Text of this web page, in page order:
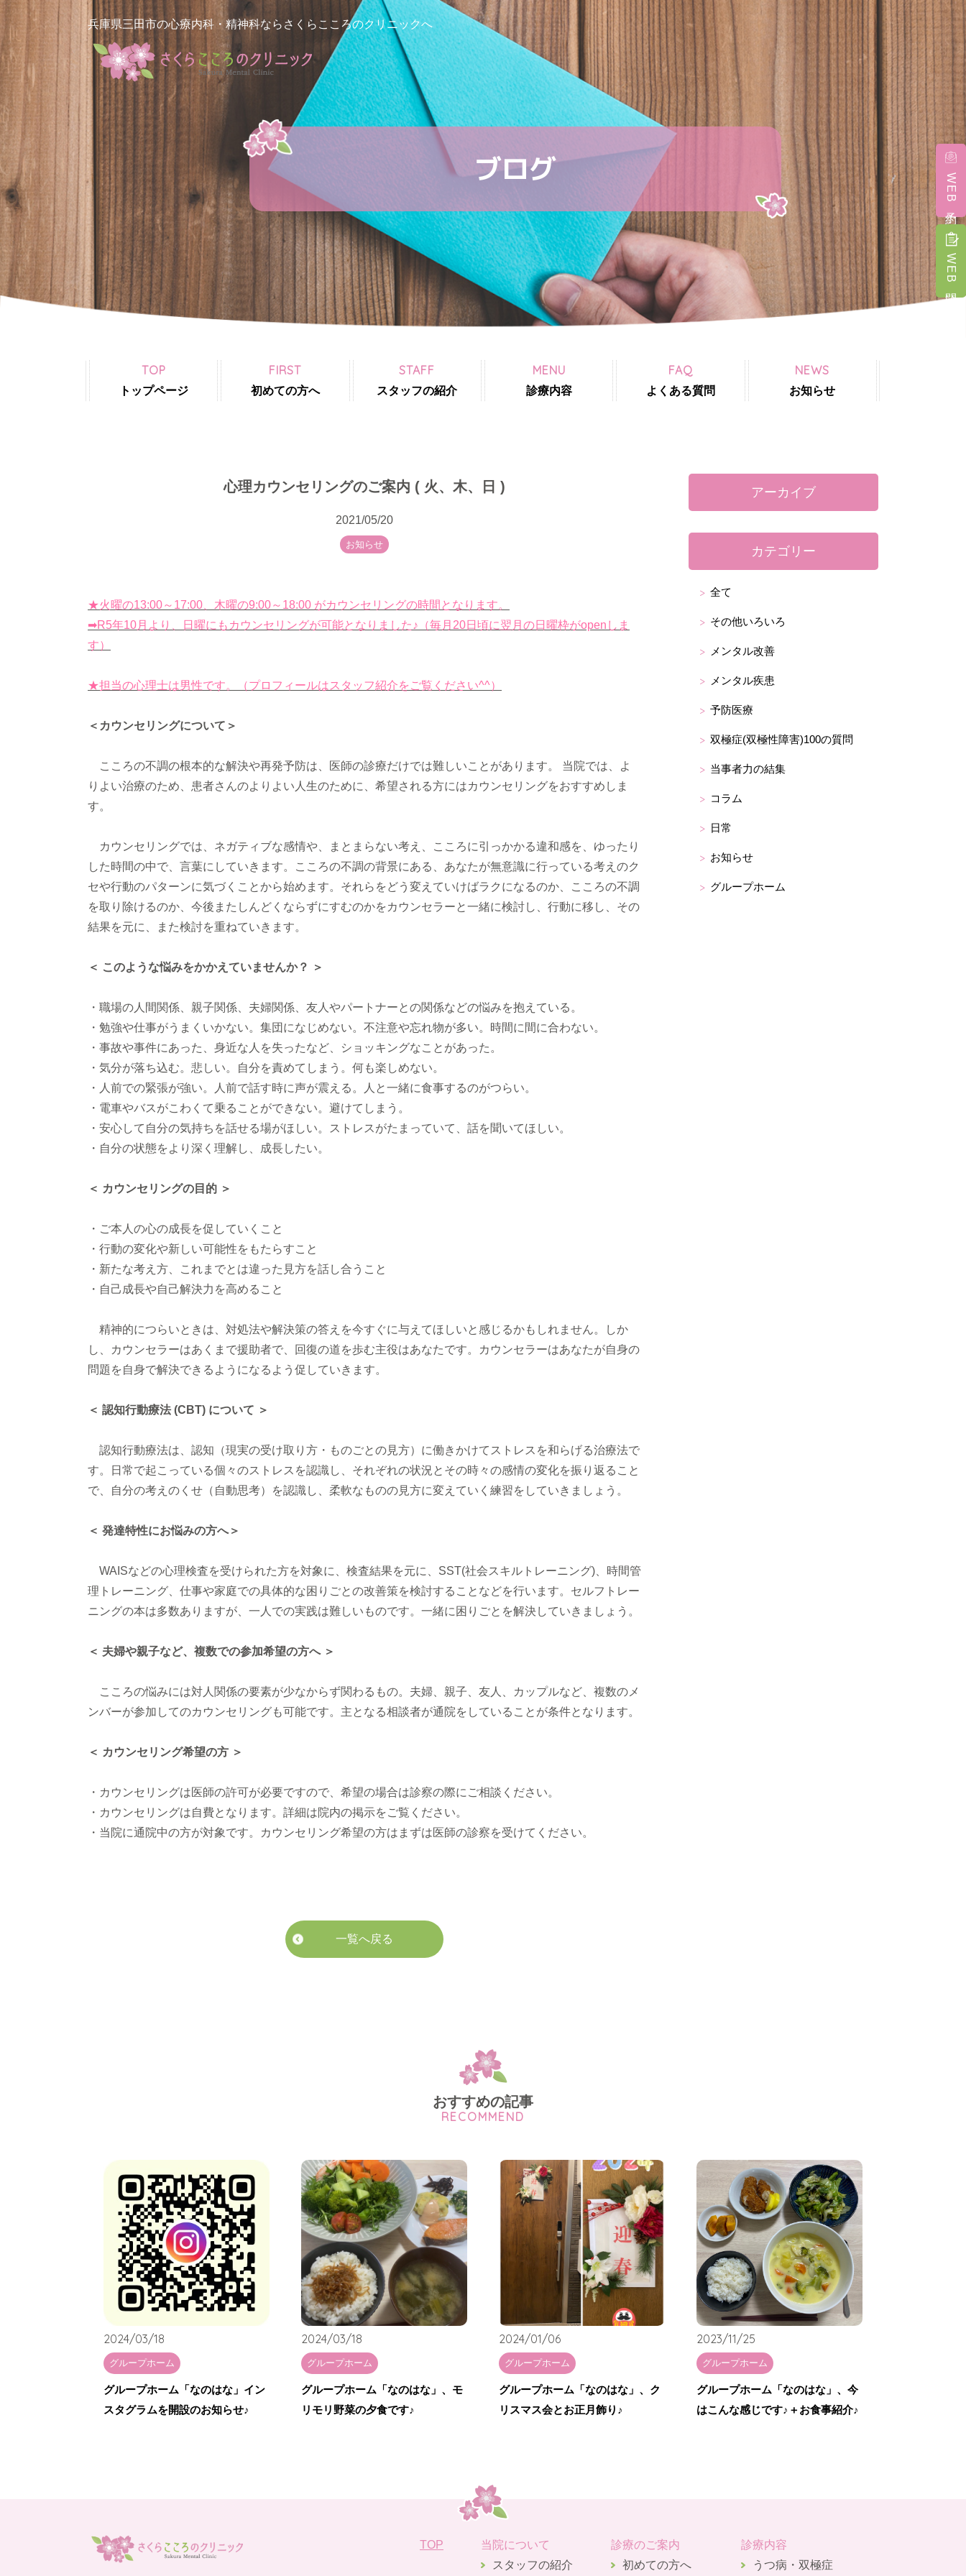
兵庫県三田市の心療内科・精神科ならさくらこころのクリニックへ
ブログ
TOP
トップページ
FIRST
初めての方へ
STAFF
スタッフの紹介
MENU
診療内容
FAQ
よくある質問
NEWS
お知らせ
WEB予約
WEB問診
心理カウンセリングのご案内 ( 火、木、日 )
2021/05/20
お知らせ
★火曜の13:00～17:00、木曜の9:00～18:00 がカウンセリングの時間となります。
➡R5年10月より、日曜にもカウンセリングが可能となりました♪（毎月20日頃に翌月の日曜枠がopenしま
す）
★担当の心理士は男性です。（プロフィールはスタッフ紹介をご覧ください^^）
＜カウンセリングについて＞
こころの不調の根本的な解決や再発予防は、医師の診療だけでは難しいことがあります。 当院では、よ
りよい治療のため、患者さんのよりよい人生のために、希望される方にはカウンセリングをおすすめしま
す。
カウンセリングでは、ネガティブな感情や、まとまらない考え、こころに引っかかる違和感を、ゆったり
した時間の中で、言葉にしていきます。こころの不調の背景にある、あなたが無意識に行っている考えのク
セや行動のパターンに気づくことから始めます。それらをどう変えていけばラクになるのか、こころの不調
を取り除けるのか、今後またしんどくならずにすむのかをカウンセラーと一緒に検討し、行動に移し、その
結果を元に、また検討を重ねていきます。
＜ このような悩みをかかえていませんか？ ＞
・職場の人間関係、親子関係、夫婦関係、友人やパートナーとの関係などの悩みを抱えている。
・勉強や仕事がうまくいかない。集団になじめない。不注意や忘れ物が多い。時間に間に合わない。
・事故や事件にあった、身近な人を失ったなど、ショッキングなことがあった。
・気分が落ち込む。悲しい。自分を責めてしまう。何も楽しめない。
・人前での緊張が強い。人前で話す時に声が震える。人と一緒に食事するのがつらい。
・電車やバスがこわくて乗ることができない。避けてしまう。
・安心して自分の気持ちを話せる場がほしい。ストレスがたまっていて、話を聞いてほしい。
・自分の状態をより深く理解し、成長したい。
＜ カウンセリングの目的 ＞
・ご本人の心の成長を促していくこと
・行動の変化や新しい可能性をもたらすこと
・新たな考え方、これまでとは違った見方を話し合うこと
・自己成長や自己解決力を高めること
精神的につらいときは、対処法や解決策の答えを今すぐに与えてほしいと感じるかもしれません。しか
し、カウンセラーはあくまで援助者で、回復の道を歩む主役はあなたです。カウンセラーはあなたが自身の
問題を自身で解決できるようになるよう促していきます。
＜ 認知行動療法 (CBT) について ＞
認知行動療法は、認知（現実の受け取り方・ものごとの見方）に働きかけてストレスを和らげる治療法で
す。日常で起こっている個々のストレスを認識し、それぞれの状況とその時々の感情の変化を振り返ること
で、自分の考えのくせ（自動思考）を認識し、柔軟なものの見方に変えていく練習をしていきましょう。
＜ 発達特性にお悩みの方へ＞
WAISなどの心理検査を受けられた方を対象に、検査結果を元に、SST(社会スキルトレーニング)、時間管
理トレーニング、仕事や家庭での具体的な困りごとの改善策を検討することなどを行います。セルフトレー
ニングの本は多数ありますが、一人での実践は難しいものです。一緒に困りごとを解決していきましょう。
＜ 夫婦や親子など、複数での参加希望の方へ ＞
こころの悩みには対人関係の要素が少なからず関わるもの。夫婦、親子、友人、カップルなど、複数のメ
ンバーが参加してのカウンセリングも可能です。主となる相談者が通院をしていることが条件となります。
＜ カウンセリング希望の方 ＞
・カウンセリングは医師の許可が必要ですので、希望の場合は診察の際にご相談ください。
・カウンセリングは自費となります。詳細は院内の掲示をご覧ください。
・当院に通院中の方が対象です。カウンセリング希望の方はまずは医師の診察を受けてください。
一覧へ戻る
アーカイブ
カテゴリー
全て
その他いろいろ
メンタル改善
メンタル疾患
予防医療
双極症(双極性障害)100の質問
当事者力の結集
コラム
日常
お知らせ
グループホーム
おすすめの記事
RECOMMEND
2024/03/18
グループホーム
グループホーム「なのはな」イン
スタグラムを開設のお知らせ♪
2024/03/18
グループホーム
グループホーム「なのはな」、モ
リモリ野菜の夕食です♪
2024/01/06
グループホーム
グループホーム「なのはな」、ク
リスマス会とお正月飾り♪
2023/11/25
グループホーム
グループホーム「なのはな」、今
はこんな感じです♪＋お食事紹介♪
TOP
当院について
スタッフの紹介
診療のご案内
初めての方へ
診療内容
うつ病・双極症